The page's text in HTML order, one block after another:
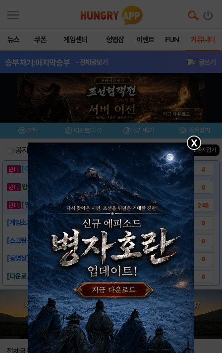
뉴스 쿠폰 게임센터 헝앱샵 이벤트 FUN 커뮤니티
승부차기:마지막승부 - 전체글보기 글쓰기
메뉴 이벤트/미션 설치/평가 즐겨찾기
공지사항 진행중인 이벤트0건 ▲ 공지접기
[이벤트] 웃음으로 매일매일 해피! 유머 게시.. 4
밥알이의 헝앱통신 ⑲ “밥알이, 드디어 멀티를.. 0
[안내] 헝그리앱 필수 상식! 밥알 획득 안내.. 248
[게임소개]-승부차기: 마지막승부 for Ka.. 0
[스크린샷]-승부차기: 마지막승부 for Ka.. 0
[동영상]-승부차기: 마지막 승부 for Ka.. 0
[다운로드 링크]-승부차기: 마지막승부 for.. 0
X